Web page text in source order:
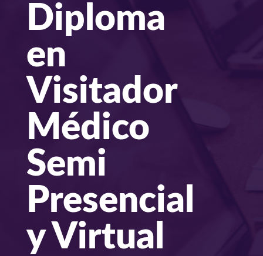
Diploma
en
Visitador
Médico
Semi
Presencial
y Virtual